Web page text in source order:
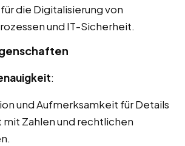
die Digitalisierung von
und IT-Sicherheit.
:
und Aufmerksamkeit für Details
mit Zahlen und rechtlichen